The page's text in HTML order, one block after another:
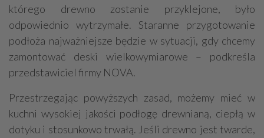
którego drewno zostanie przyklejone, było
odpowiednio wytrzymałe. Staranne przygotowanie
podłoża najważniejsze będzie w sytuacji, gdy chcemy
zamontować deski wielkowymiarowe – podkreśla
przedstawiciel firmy NOVA.
Przestrzegając powyższych zasad, możemy mieć w
kuchni wysokiej jakości podłogę drewnianą, ciepłą w
dotyku i stosunkowo trwałą. Jeśli drewno jest twarde,